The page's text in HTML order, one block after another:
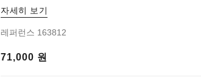
자세히 보기
레퍼런스 163812
71,000 원